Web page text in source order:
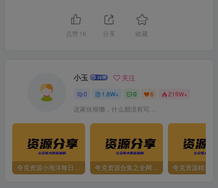
点赞 16 分享 收藏
小玉 关注
0 1.8W+ 0 6 219W+
这家伙很懒，什么都没有写...
夸克资源小海洋每日更新资源大汇总（持续更新） 夸克资源合集之全网影视 夸克资源精选